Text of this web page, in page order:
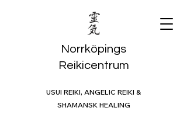
USUI REIKI, ANGELIC REIKI &
SHAMANSK HEALING
Norrköpings
Reikicentrum